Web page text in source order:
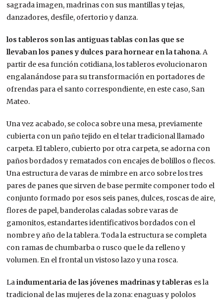
sagrada imagen, madrinas con sus mantillas y tejas,
danzadores, desfile, ofertorio y danza.
los tableros son las antiguas tablas con las que se
llevaban los panes y dulces para hornear en la tahona. A
partir de esa función cotidiana, los tableros evolucionaron
engalanándose para su transformación en portadores de
ofrendas para el santo correspondiente, en este caso, San
Mateo.
Una vez acabado, se coloca sobre una mesa, previamente
cubierta con un paño tejido en el telar tradicional llamado
carpeta. El tablero, cubierto por otra carpeta, se adorna con
paños bordados y rematados con encajes de bolillos o flecos.
Una estructura de varas de mimbre en arco sobre los tres
pares de panes que sirven de base permite componer todo el
conjunto formado por esos seis panes, dulces, roscas de aire,
flores de papel, banderolas caladas sobre varas de
gamonitos, estandartes identificativos bordados con el
nombre y año de la tablera. Toda la estructura se completa
con ramas de chumbarba o rusco que le da relleno y
volumen. En el frontal un vistoso lazo y una rosca.
Laindumentaria de las jóvenes madrinas y tableras es la
tradicional de las mujeres de la zona: enaguas y pololos